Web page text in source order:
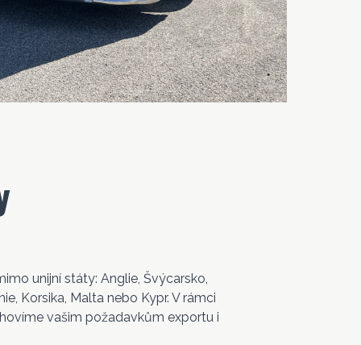
unijní státy: Anglie, Švýcarsko,
Korsika, Malta nebo Kypr. V rámci
vašim požadavkům exportu i